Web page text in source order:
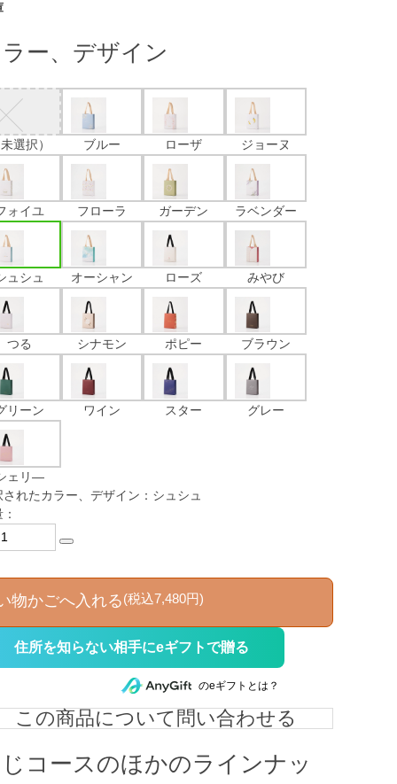
ー、デザイン
選択） ブルー ローザ ジョーヌ
ォイユ フローラ ガーデン ラベンダー
ュシュ オーシャン ローズ みやび
つる シナモン ポピー ブラウン
リーン ワイン スター グレー
ェリ―
されたカラー、デザイン：シュシュ
物かごへ入れる(税込7,480円)
住所を知らない相手にeギフトで贈る
のeギフトとは？
この商品について問い合わせる
コースのほかのラインナッ